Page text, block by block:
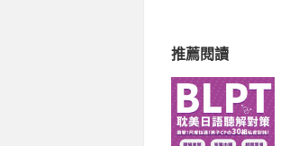
推薦閱讀